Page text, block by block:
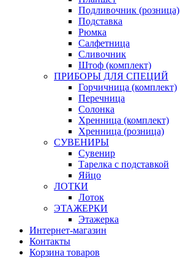
Подливочник (розница)
Подставка
Рюмка
Салфетница
Сливочник
Штоф (комплект)
ПРИБОРЫ ДЛЯ СПЕЦИЙ
Горчичница (комплект)
Перечница
Солонка
Хренница (комплект)
Хренница (розница)
СУВЕНИРЫ
Сувенир
Тарелка с подставкой
Яйцо
ЛОТКИ
Лоток
ЭТАЖЕРКИ
Этажерка
Интернет-магазин
Контакты
Корзина товаров